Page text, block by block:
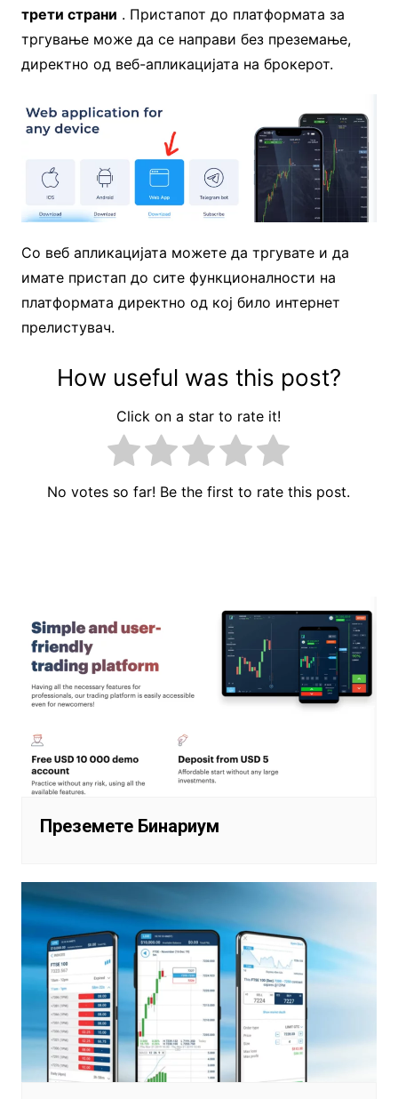
трети страни . Пристапот до платформата за
тргување може да се направи без преземање,
директно од веб-апликацијата на брокерот.
Со веб апликацијата можете да тргувате и да
имате пристап до сите функционалности на
платформата директно од кој било интернет
прелистувач.
How useful was this post?
Click on a star to rate it!
No votes so far! Be the first to rate this post.
Преземете Бинариум